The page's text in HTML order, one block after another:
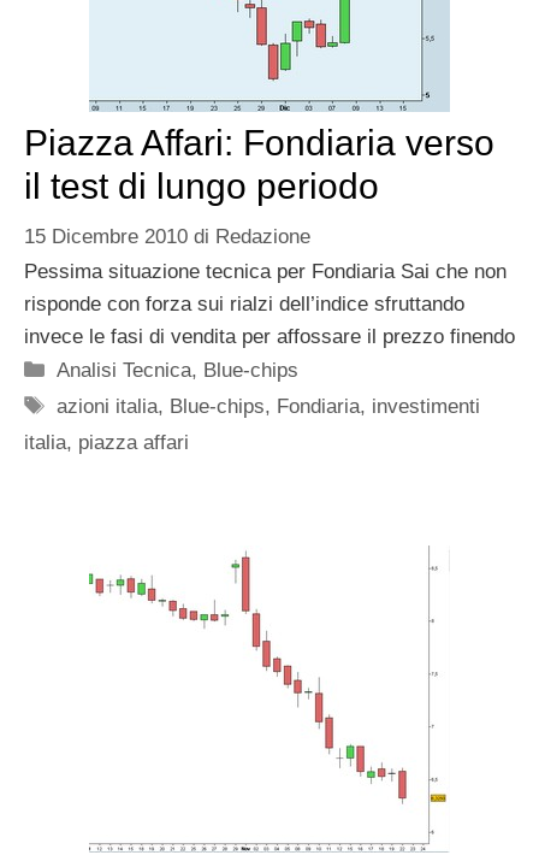
Piazza Affari: Fondiaria verso
il test di lungo periodo
15 Dicembre 2010 di Redazione
Pessima situazione tecnica per Fondiaria Sai che non
risponde con forza sui rialzi dell’indice sfruttando
invece le fasi di vendita per affossare il prezzo finendo
Categorie
Analisi Tecnica, Blue-chips
Tag
azioni italia, Blue-chips, Fondiaria, investimenti
italia, piazza affari